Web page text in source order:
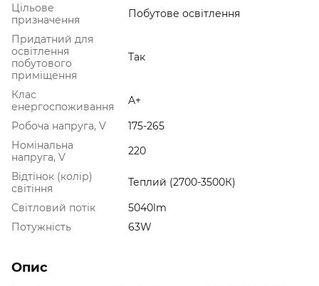
Цільове
призначення
Побутове освітлення
Придатний для
освітлення
побутового
приміщення
Так
Клас
енергоспоживання
A+
Робоча напруга, V
175-265
Номінальна
напруга, V
220
Відтінок (колір)
світіння
Теплий (2700-3500К)
Світловий потік
5040lm
Потужність
63W
Опис